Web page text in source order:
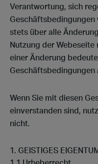
Verantwortung, sich
Geschäftsbedingungen
stets über alle
Nutzung der
einer Änderung
Geschäftsbedingungen
Wenn Sie mit diesen
einverstanden sind,
nicht.
GEISTIGES